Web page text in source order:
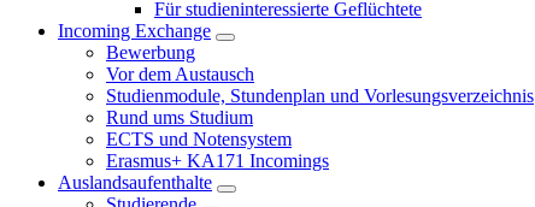
Für studieninteressierte Geflüchtete
Incoming Exchange
Bewerbung
Vor dem Austausch
Studienmodule, Stundenplan und Vorlesungsverzeichnis
Rund ums Studium
ECTS und Notensystem
Erasmus+ KA171 Incomings
Auslandsaufenthalte